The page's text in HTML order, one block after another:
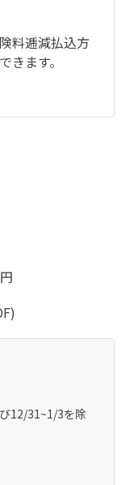
料逓減払込方
きます。
12/31~1/3を除